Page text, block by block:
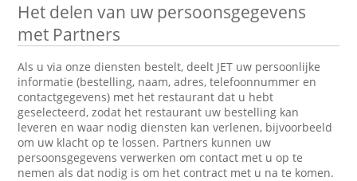
Het delen van uw persoonsgegevens
met Partners
Als u via onze diensten bestelt, deelt JET uw persoonlijke
informatie (bestelling, naam, adres, telefoonnummer en
contactgegevens) met het restaurant dat u hebt
geselecteerd, zodat het restaurant uw bestelling kan
leveren en waar nodig diensten kan verlenen, bijvoorbeeld
om uw klacht op te lossen. Partners kunnen uw
persoonsgegevens verwerken om contact met u op te
nemen als dat nodig is om het contract met u na te komen.